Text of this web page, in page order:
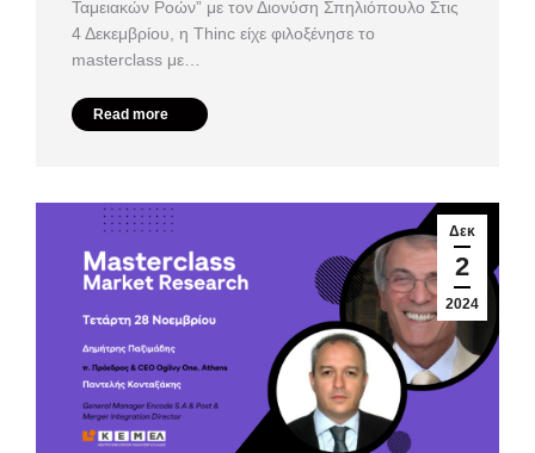
Ταμειακών Ροών” με τον Διονύση Σπηλιόπουλο Στις
4 Δεκεμβρίου, η Thinc είχε φιλοξένησε το
masterclass με…
Read more
Δεκ
2
2024